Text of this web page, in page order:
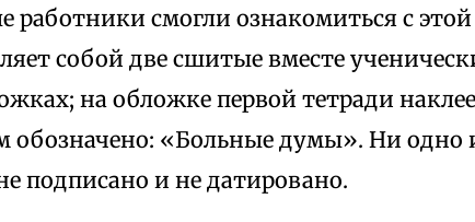
работники смогли ознакомиться с этой
собой две сшитые вместе
на обложке первой тетради
обозначено: «Больные думы». Ни одно
подписано и не датировано.